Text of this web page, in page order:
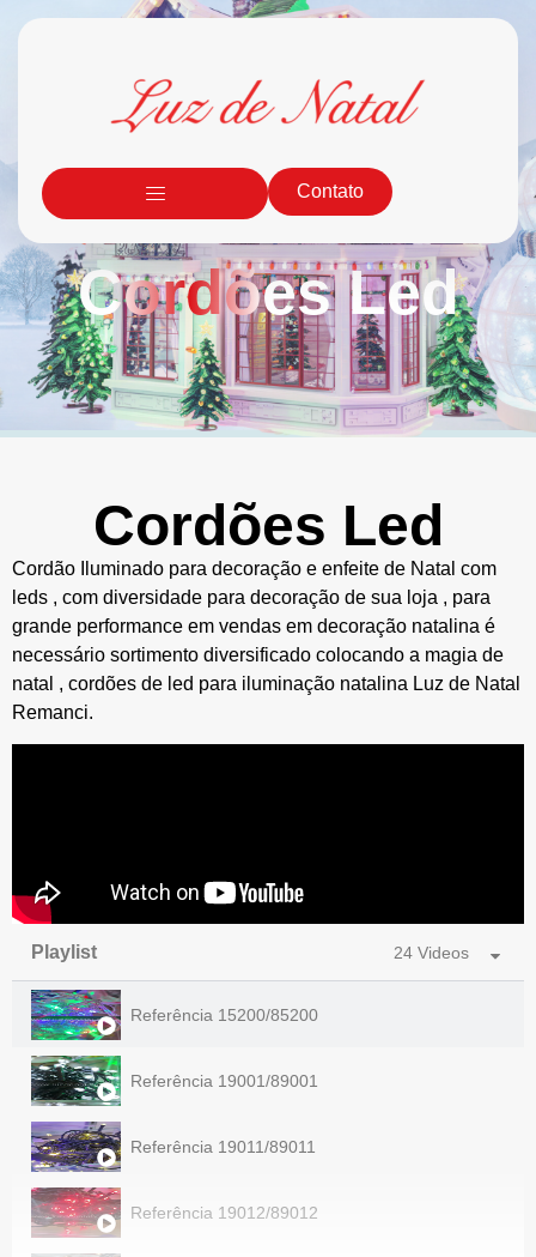
Contato
Cordões Led
Cordões Led
Cordão Iluminado para decoração e enfeite de Natal com
leds , com diversidade para decoração de sua loja , para
grande performance em vendas em decoração natalina é
necessário sortimento diversificado colocando a magia de
natal , cordões de led para iluminação natalina Luz de Natal
Remanci.
Playlist 24 Videos
Referência 15200/85200
Referência 19001/89001
Referência 19011/89011
Referência 19012/89012